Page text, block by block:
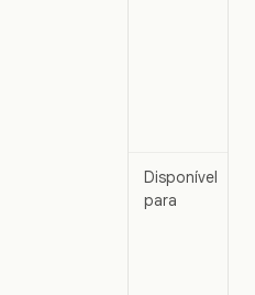
Disponível
para